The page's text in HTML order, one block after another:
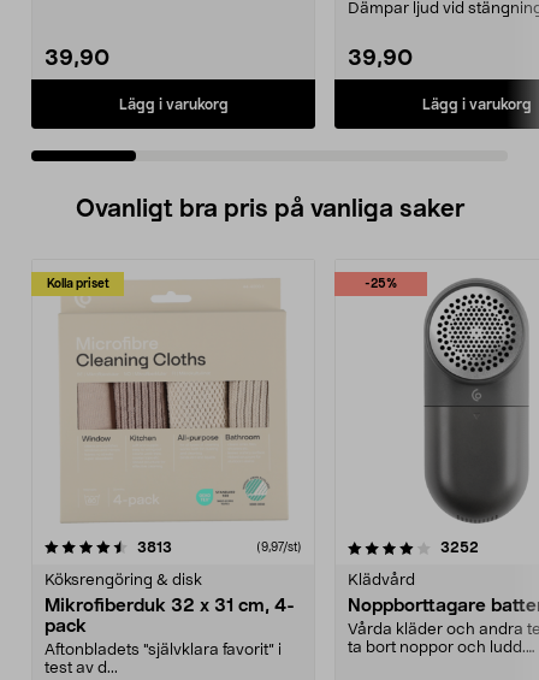
39,90
Lägg i varukorg
Dämpar ljud vid
39,90
Lägg i varukorg
Ovanligt bra pris på vanliga saker
Kolla priset
3813 (9,97/st)
Köksrengöring & disk
Mikrofiberduk 32 x 31 cm, 4-
pack
Aftonbladets "självklara favorit” i
test av d...
-25%
4.0av 5 stjärnor 3252
Klädvård
Noppborttagare
Vårda kläder och andra
ta bort noppor och ludd.
4.5av 5 stjärnor